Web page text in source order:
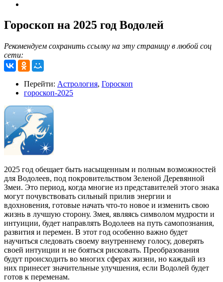
Гороскоп на 2025 год Водолей
Рекомендуем сохранить ссылку на эту страницу в любой соц
сети:
Перейти: Астрология, Гороскоп
гороскоп-2025
2025 год обещает быть насыщенным и полным возможностей
для Водолеев, под покровительством Зеленой Деревянной
Змеи. Это период, когда многие из представителей этого знака
могут почувствовать сильный прилив энергии и
вдохновения, готовые начать что-то новое и изменить свою
жизнь в лучшую сторону. Змея, являясь символом мудрости и
интуиции, будет направлять Водолеев на путь самопознания,
развития и перемен. В этот год особенно важно будет
научиться следовать своему внутреннему голосу, доверять
своей интуиции и не бояться рисковать. Преобразования
будут происходить во многих сферах жизни, но каждый из
них принесет значительные улучшения, если Водолей будет
готов к переменам.